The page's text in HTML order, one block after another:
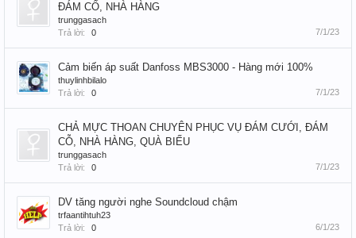
ĐÁM CỐ, NHÀ HÀNG
trunggasach
Trả lời:
0 7/1/23
Cảm biến áp suất Danfoss MBS3000 - Hàng mới 100%
thuylinhbilalo
Trả lời:
0 7/1/23
CHẢ MỰC THOAN CHUYÊN PHỤC VỤ ĐÁM CƯỚI, ĐÁM
CỖ, NHÀ HÀNG, QUÀ BIẾU
trunggasach
Trả lời:
0 7/1/23
DV tăng người nghe Soundcloud chậm
trfaantihtuh23
Trả lời:
0 6/1/23